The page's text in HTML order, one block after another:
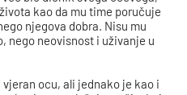
kao da mu time poručuje
njegova dobra. Nisu mu
nego neovisnost i uživanje u
ocu, ali jednako je kao i